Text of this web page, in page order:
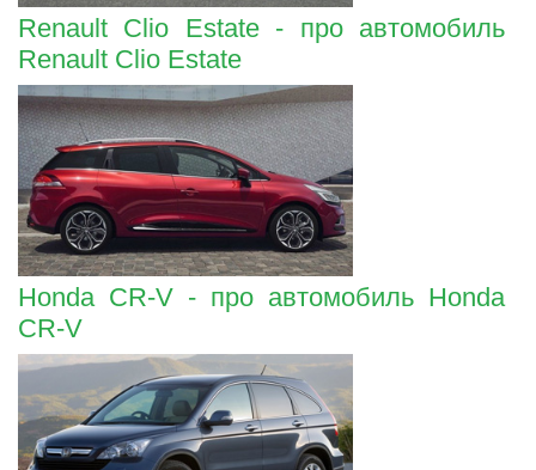
Renault Clio Estate - про автомобиль
Renault Clio Estate
Honda CR-V - про автомобиль Honda
CR-V